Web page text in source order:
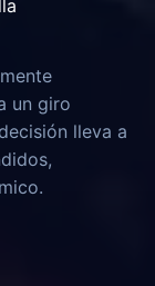
un giro
lleva a